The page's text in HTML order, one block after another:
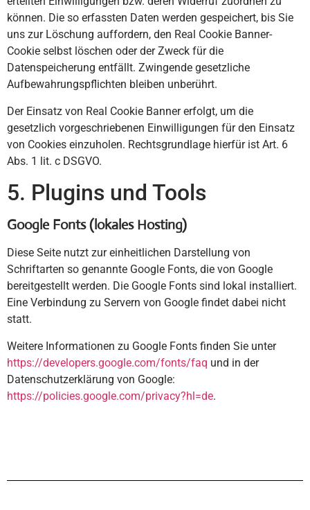
können. Die so erfassten Daten werden gespeichert, bis Sie
uns zur Löschung auffordern, den Real Cookie Banner-
Cookie selbst löschen oder der Zweck für die
Datenspeicherung entfällt. Zwingende gesetzliche
Aufbewahrungspflichten bleiben unberührt.
Der Einsatz von Real Cookie Banner erfolgt, um die
gesetzlich vorgeschriebenen Einwilligungen für den Einsatz
von Cookies einzuholen. Rechtsgrundlage hierfür ist Art. 6
Abs. 1 lit. c DSGVO.
5. Plugins und Tools
Google Fonts (lokales Hosting)
Diese Seite nutzt zur einheitlichen Darstellung von
Schriftarten so genannte Google Fonts, die von Google
bereitgestellt werden. Die Google Fonts sind lokal installiert.
Eine Verbindung zu Servern von Google findet dabei nicht
statt.
Weitere Informationen zu Google Fonts finden Sie unter
https://developers.google.com/fonts/faq und in der
Datenschutzerklärung von Google:
https://policies.google.com/privacy?hl=de.